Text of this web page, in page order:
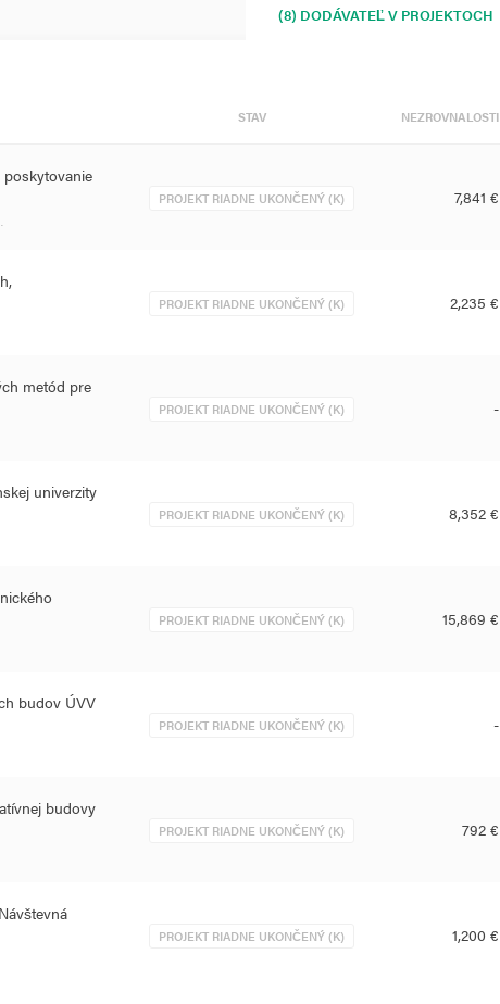
(8) DODÁVATEĽ V PROJEKTOCH
STAV NEZROVNALOSTI
PROJEKT RIADNE UKONČENÝ (K) 7,841 €
PROJEKT RIADNE UKONČENÝ (K) 2,235 €
metód pre
PROJEKT RIADNE UKONČENÝ (K) -
univerzity
PROJEKT RIADNE UKONČENÝ (K) 8,352 €
PROJEKT RIADNE UKONČENÝ (K) 15,869 €
budov ÚVV
PROJEKT RIADNE UKONČENÝ (K) -
budovy
PROJEKT RIADNE UKONČENÝ (K) 792 €
PROJEKT RIADNE UKONČENÝ (K) 1,200 €